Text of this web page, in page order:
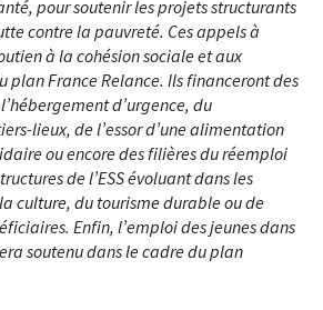
pour soutenir les projets structurants
contre la pauvreté. Ces appels à
à la cohésion sociale et aux
plan France Relance. Ils financeront des
d’urgence, du
lieux, de l’essor d’une alimentation
ou encore des filières du réemploi
de l’ESS évoluant dans les
culture, du tourisme durable ou de
Enfin, l’emploi des jeunes dans
soutenu dans le cadre du plan